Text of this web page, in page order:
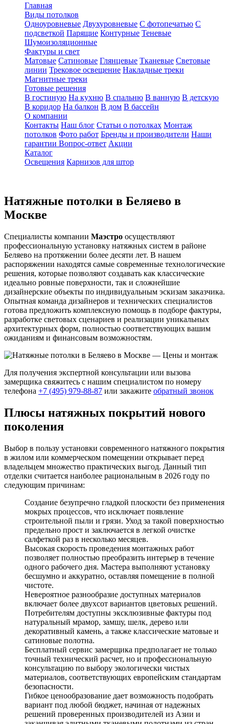
Главная
Виды потолков
Одноуровневые Двухуровневые С фотопечатью С
подсветкой Парящие Контурные Теневые
Шумоизоляционные
Фактуры и свет
Матовые Сатиновые Глянцевые Тканевые Световые
линии Трековое освещение Накладные треки
Магнитные треки
Готовые решения
В гостиную На кухню В спальню В ванную В детскую
В коридор На балкон В дом В бассейн
О компании
Контакты Наш блог Статьи о потолках Монтаж
потолков Фото работ Бренды и производители Наши
гарантии Вопрос-ответ Акции
Каталог
Освещения Карнизов для штор
Натяжные потолки в Беляево в
Москве
Специалисты компании Маэстро осуществляют
профессиональную установку натяжных систем в районе
Беляево на протяжении более десяти лет. В нашем
распоряжении находятся самые современные технологические
решения, которые позволяют создавать как классические
идеально ровные поверхности, так и сложнейшие
дизайнерские объекты по индивидуальным эскизам заказчика.
Опытная команда дизайнеров и технических специалистов
готова предложить комплексную помощь в подборе фактуры,
разработке световых сценариев и реализации уникальных
архитектурных форм, полностью соответствующих вашим
ожиданиям и финансовым возможностям.
Для получения экспертной консультации или вызова
замерщика свяжитесь с нашим специалистом по номеру
телефона +7 (495) 979-88-87 или закажите обратный звонок
Плюсы натяжных покрытий нового
поколения
Выбор в пользу установки современного натяжного покрытия
в жилом или коммерческом помещении открывает перед
владельцем множество практических выгод. Данный тип
отделки считается наиболее рациональным в 2026 году по
следующим причинам:
Создание безупречно гладкой плоскости без применения
мокрых процессов, что исключает появление
строительной пыли и грязи. Уход за такой поверхностью
предельно прост и заключается в легкой очистке
салфеткой раз в несколько месяцев.
Высокая скорость проведения монтажных работ
позволяет полностью преобразить интерьер в течение
одного рабочего дня. Мастера выполняют установку
бесшумно и аккуратно, оставляя помещение в полной
чистоте.
Невероятное разнообразие доступных материалов
включает более двухсот вариантов цветовых решений.
Потребителям доступны эксклюзивные фактуры под
натуральный мрамор, замшу, шелк, дерево или
декоративный камень, а также классические матовые и
сатиновые полотна.
Бесплатный сервис замерщика предполагает не только
точный технический расчет, но и профессиональную
консультацию по выбору экологически чистых
материалов, соответствующих европейским стандартам
безопасности.
Гибкое ценообразование дает возможность подобрать
вариант под любой бюджет, начиная от надежных
решений проверенных производителей из Азии и